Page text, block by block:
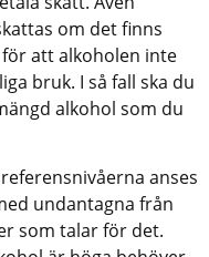
om det finns
att alkoholen inte
bruk. I så fall ska du
alkohol som du
anses
undantagna från
som talar för det.